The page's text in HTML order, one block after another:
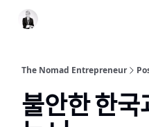
The Nomad Entrepreneur
불안한